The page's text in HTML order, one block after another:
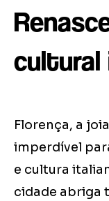
cultural
Florença, a
imperdível
e cultura
cidade abriga